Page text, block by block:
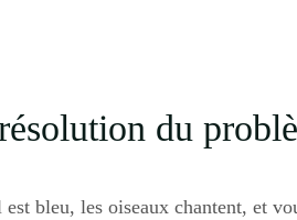
du
bleu, les oiseaux chantent, et